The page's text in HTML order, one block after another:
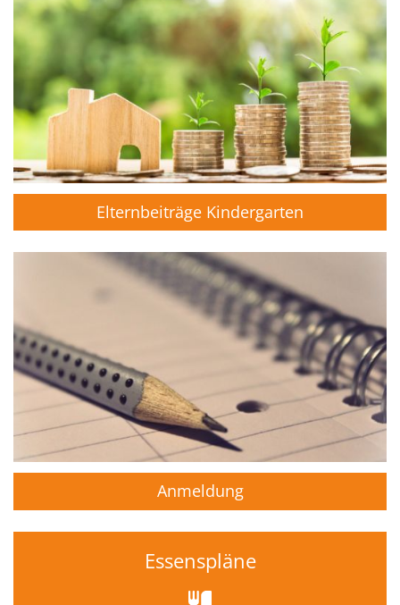
Elternbeiträge Kindergarten
Anmeldung
Essenspläne